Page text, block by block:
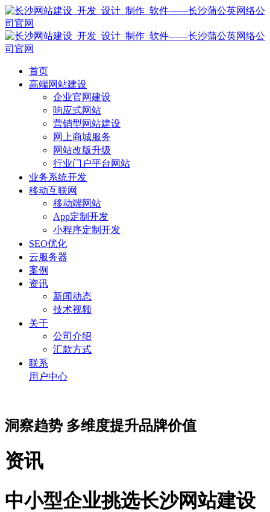
首页
高端网站建设
企业官网建设
响应式网站
营销型网站建设
网上商城服务
网站改版升级
行业门户平台网站
业务系统开发
移动互联网
移动端网站
App定制开发
小程序定制开发
SEO优化
云服务器
案例
资讯
新闻动态
技术视频
关于
公司介绍
汇款方式
联系
用户中心
洞察趋势 多维度提升品牌价值
资讯
中小型企业挑选长沙网站建设